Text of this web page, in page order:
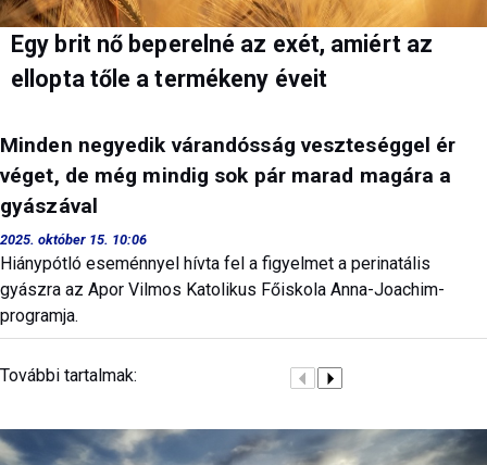
Egy brit nő beperelné az exét, amiért az
ellopta tőle a termékeny éveit
Minden negyedik várandósság veszteséggel ér
véget, de még mindig sok pár marad magára a
gyászával
2025. október 15. 10:06
Hiánypótló eseménnyel hívta fel a figyelmet a perinatális
gyászra az Apor Vilmos Katolikus Főiskola Anna-Joachim-
programja.
További tartalmak: